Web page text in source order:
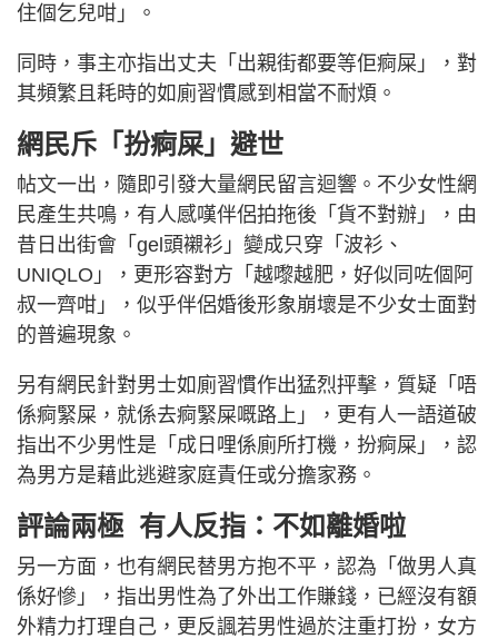
住個乞兒咁」。
同時，事主亦指出丈夫「出親街都要等佢痾屎」，對
其頻繁且耗時的如廁習慣感到相當不耐煩。
網民斥「扮痾屎」避世
帖文一出，隨即引發大量網民留言迴響。不少女性網
民產生共鳴，有人感嘆伴侶拍拖後「貨不對辦」，由
昔日出街會「gel頭襯衫」變成只穿「波衫、
UNIQLO」，更形容對方「越嚟越肥，好似同咗個阿
叔一齊咁」，似乎伴侶婚後形象崩壞是不少女士面對
的普遍現象。
另有網民針對男士如廁習慣作出猛烈抨擊，質疑「唔
係痾緊屎，就係去痾緊屎嘅路上」，更有人一語道破
指出不少男性是「成日哩係廁所打機，扮痾屎」，認
為男方是藉此逃避家庭責任或分擔家務。
評論兩極 有人反指：不如離婚啦
另一方面，也有網民替男方抱不平，認為「做男人真
係好慘」，指出男性為了外出工作賺錢，已經沒有額
外精力打理自己，更反諷若男性過於注重打扮，女方